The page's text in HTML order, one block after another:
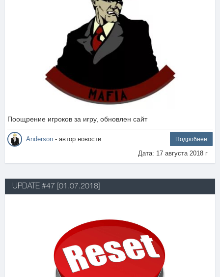
Поощрение игроков за игру, обновлен сайт
Anderson - автор новости Подробнее
Дата: 17 августа 2018 г
UPDATE #47 [01.07.2018]